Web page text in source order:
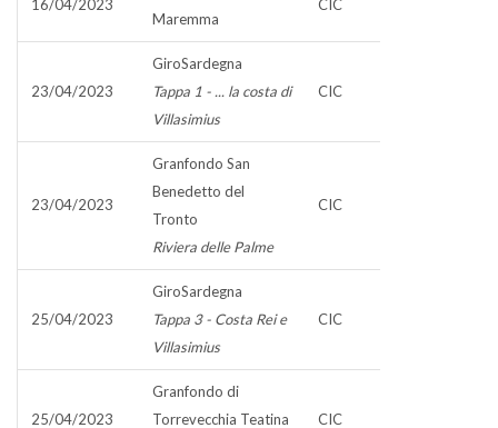
16/04/2023
Maremma
CIC
23/04/2023
GiroSardegna
Tappa 1 - ... la costa di
Villasimius
CIC
23/04/2023
Granfondo San
Benedetto del
Tronto
Riviera delle Palme
CIC
25/04/2023
GiroSardegna
Tappa 3 - Costa Rei e
Villasimius
CIC
25/04/2023
Granfondo di
Torrevecchia Teatina
CIC